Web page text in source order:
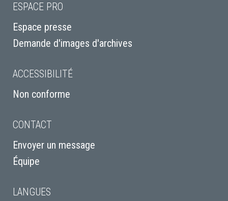
ESPACE PRO
Espace presse
Demande d'images d'archives
ACCESSIBILITÉ
Non conforme
CONTACT
Envoyer un message
Équipe
LANGUES